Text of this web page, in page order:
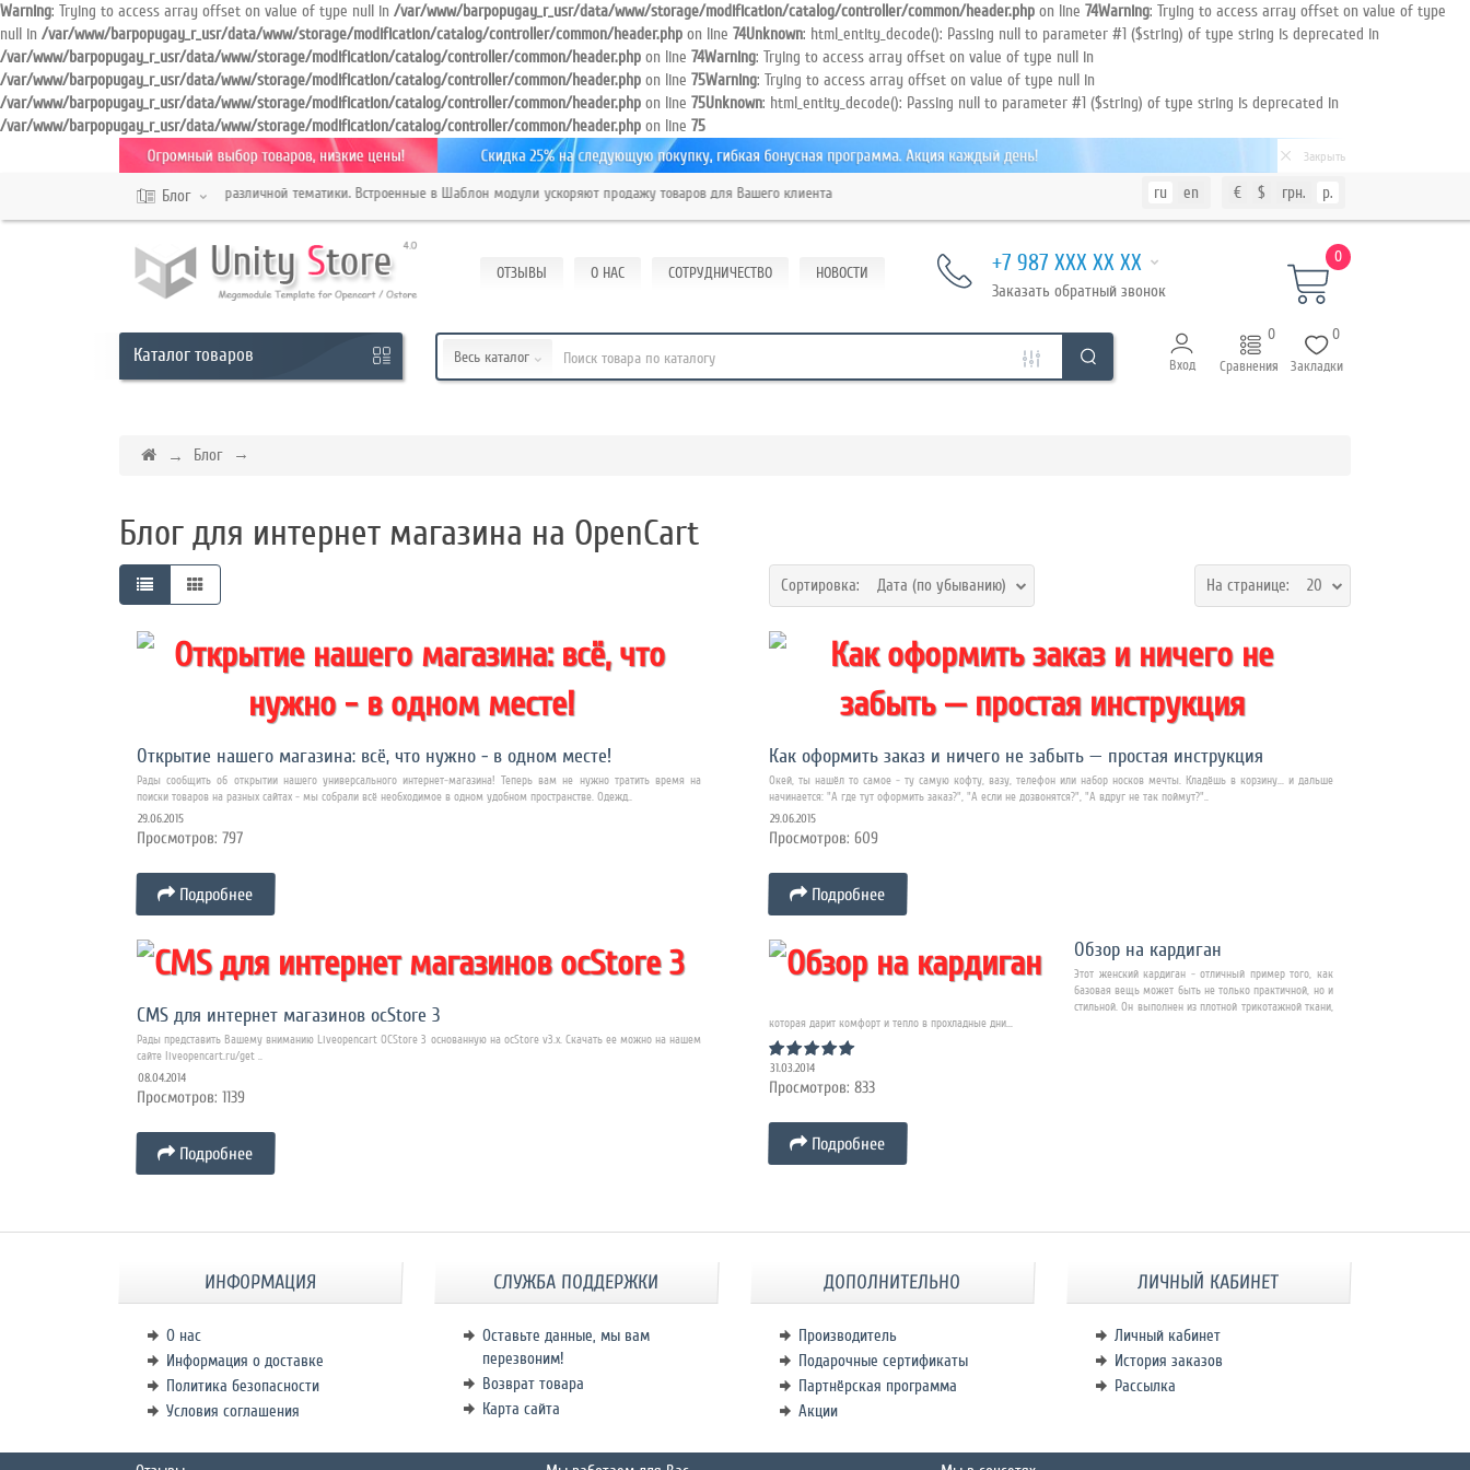
Warning: Trying to access array offset on value of type null in /var/www/barpopugay_r_usr/data/www/storage/modification/catalog/controller/common/header.php on line 74Warning: Trying to access array offset on value of type
null in /var/www/barpopugay_r_usr/data/www/storage/modification/catalog/controller/common/header.php on line 74Unknown: html_entity_decode(): Passing null to parameter #1 ($string) of type string is deprecated in
/var/www/barpopugay_r_usr/data/www/storage/modification/catalog/controller/common/header.php on line 74Warning: Trying to access array offset on value of type null in
/var/www/barpopugay_r_usr/data/www/storage/modification/catalog/controller/common/header.php on line 75Warning: Trying to access array offset on value of type null in
/var/www/barpopugay_r_usr/data/www/storage/modification/catalog/controller/common/header.php on line 75Unknown: html_entity_decode(): Passing null to parameter #1 ($string) of type string is deprecated in
/var/www/barpopugay_r_usr/data/www/storage/modification/catalog/controller/common/header.php on line 75
Кабинет
Закрыть
Блог
Шаблон для продажи товаров различной тематики. Встроенные в Шаблон модули ускоряют продажу товаров для Вашего клиента € $ грн. р.
ru en
ОТЗЫВЫ О НАС СОТРУДНИЧЕСТВО НОВОСТИ +7 987 XXX XX XX
Заказатьобратныйзвонок
0
Каталогтоваров Весь каталог
0
Закладки
0
Сравнения
Вход
Блог
Блог для интернет магазина на OpenCart
На странице: 20
Сортировка: Дата (по убыванию)
Открытие нашего магазина: всё, что нужно - в одном месте!
Рады сообщить об открытии нашего универсального интернет-магазина! Теперь вам не нужно тратить время на
поиски товаров на разных сайтах - мы собрали всё необходимое в одном удобном пространстве. Одежд..
29.06.2015
Просмотров: 797
Подробнее
Как оформить заказ и ничего не забыть — простая инструкция
Окей, ты нашёл то самое - ту самую кофту, вазу, телефон или набор носков мечты. Кладёшь в корзину... и дальше
начинается: "А где тут оформить заказ?", "А если не дозвонятся?", "А вдруг не так поймут?"..
29.06.2015
Просмотров: 609
Подробнее
CMS для интернет магазинов ocStore 3
Рады представить Вашему вниманию Liveopencart OCStore 3 основанную на ocStore v3.x. Скачать ее можно на нашем
сайте liveopencart.ru/get ..
08.04.2014
Просмотров: 1139
Подробнее
Обзор на кардиган
Этот женский кардиган - отличный пример того, как
базовая вещь может быть не только практичной, но и
стильной. Он выполнен из плотной трикотажной ткани,
которая дарит комфорт и тепло в прохладные дни...
31.03.2014
Просмотров: 833
Подробнее
ИНФОРМАЦИЯ
О нас
Информация о доставке
Политика безопасности
Условия соглашения
СЛУЖБА ПОДДЕРЖКИ
Оставьте данные, мы вам
перезвоним!
Возврат товара
Карта сайта
ДОПОЛНИТЕЛЬНО
Производитель
Подарочные сертификаты
Партнёрская программа
Акции
ЛИЧНЫЙ КАБИНЕТ
Личный кабинет
История заказов
Рассылка